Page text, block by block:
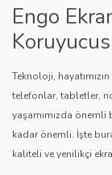
Engo
Teknoloji,
telefonlar, tabletler,
yaşamımızda
kadar önemli. İşte
kaliteli ve yenilikçi